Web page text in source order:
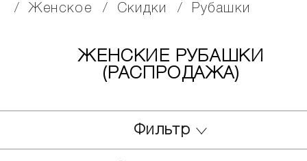
женское
скидки рубашки
ЖЕНСКИЕ РУБАШКИ
(РАСПРОДАЖА)
Фильтр